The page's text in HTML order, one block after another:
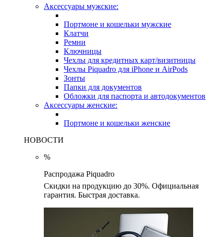
Аксессуары мужские:
Портмоне и кошельки мужские
Клатчи
Ремни
Ключницы
Чехлы для кредитных карт/визитницы
Чехлы Piquadro для iPhone и AirPods
Зонты
Папки для документов
Обложки для паспорта и автодокументов
Аксессуары женские:
Портмоне и кошельки женские
НОВОСТИ
%
Распродажа Piquadro
Скидки на продукцию до 30%. Официальная
гарантия. Быстрая доставка.